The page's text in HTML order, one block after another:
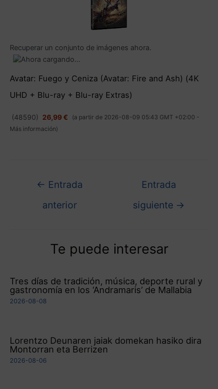
Recuperar un conjunto de imágenes ahora.
Avatar: Fuego y Ceniza (Avatar: Fire and Ash) (4K
UHD + Blu-ray + Blu-ray Extras)
(48590) 26,99 €
(a partir de 2026-08-09 05:43 GMT +02:00 -
Más información)
← Entrada
anterior
Entrada
siguiente →
Te puede interesar
Tres días de tradición, música, deporte rural y
gastronomía en los ‘Andramaris’ de Mallabia
2026-08-08
Lorentzo Deunaren jaiak domekan hasiko dira
Montorran eta Berrizen
2026-08-06